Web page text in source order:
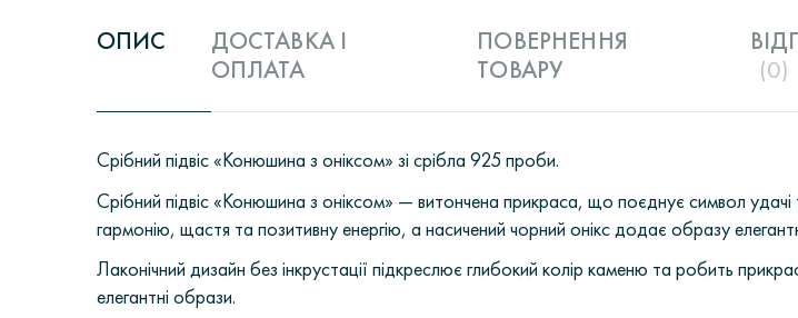
ОПИС
ДОСТАВКА І
ОПЛАТА
ПОВЕРНЕННЯ
ТОВАРУ
(0)
Срібний підвіс «Конюшина з оніксом» зі срібла 925 проби.
Срібний підвіс «Конюшина з оніксом» — витончена прикраса, що поєднує символ
гармонію, щастя та позитивну енергію, а насичений чорний онікс додає образу
Лаконічний дизайн без інкрустації підкреслює глибокий колір каменю та робить
елегантні образи.